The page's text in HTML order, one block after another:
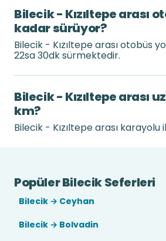
Bilecik - Kızıltepe arası
kadar sürüyor?
Bilecik - Kızıltepe arası otobüs
22sa 30dk sürmektedir.
Bilecik - Kızıltepe arası
km?
Bilecik - Kızıltepe arası karayolu
Popüler Bilecik Seferleri
Bilecik → Ceyhan
Bilecik → Bolvadin